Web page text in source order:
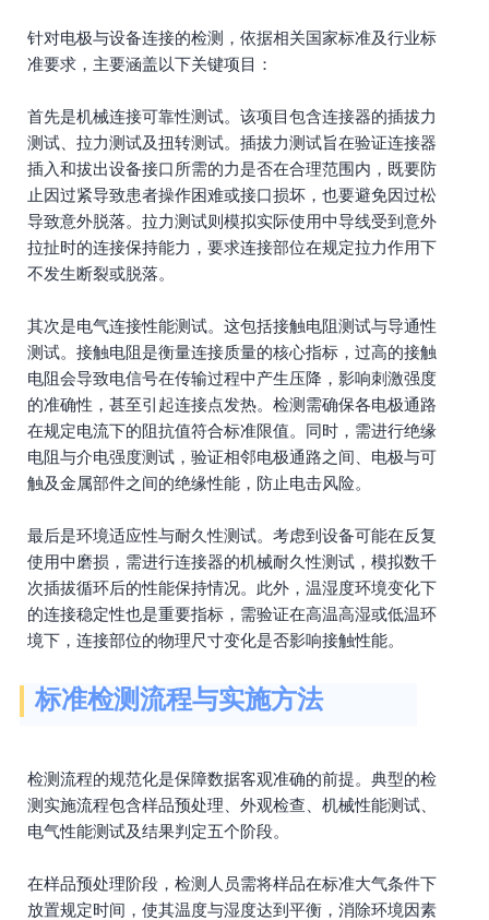
针对电极与设备连接的检测，依据相关国家标准及行业标
准要求，主要涵盖以下关键项目：
首先是机械连接可靠性测试。该项目包含连接器的插拔力
测试、拉力测试及扭转测试。插拔力测试旨在验证连接器
插入和拔出设备接口所需的力是否在合理范围内，既要防
止因过紧导致患者操作困难或接口损坏，也要避免因过松
导致意外脱落。拉力测试则模拟实际使用中导线受到意外
拉扯时的连接保持能力，要求连接部位在规定拉力作用下
不发生断裂或脱落。
其次是电气连接性能测试。这包括接触电阻测试与导通性
测试。接触电阻是衡量连接质量的核心指标，过高的接触
电阻会导致电信号在传输过程中产生压降，影响刺激强度
的准确性，甚至引起连接点发热。检测需确保各电极通路
在规定电流下的阻抗值符合标准限值。同时，需进行绝缘
电阻与介电强度测试，验证相邻电极通路之间、电极与可
触及金属部件之间的绝缘性能，防止电击风险。
最后是环境适应性与耐久性测试。考虑到设备可能在反复
使用中磨损，需进行连接器的机械耐久性测试，模拟数千
次插拔循环后的性能保持情况。此外，温湿度环境变化下
的连接稳定性也是重要指标，需验证在高温高湿或低温环
境下，连接部位的物理尺寸变化是否影响接触性能。
标准检测流程与实施方法
检测流程的规范化是保障数据客观准确的前提。典型的检
测实施流程包含样品预处理、外观检查、机械性能测试、
电气性能测试及结果判定五个阶段。
在样品预处理阶段，检测人员需将样品在标准大气条件下
放置规定时间，使其温度与湿度达到平衡，消除环境因素